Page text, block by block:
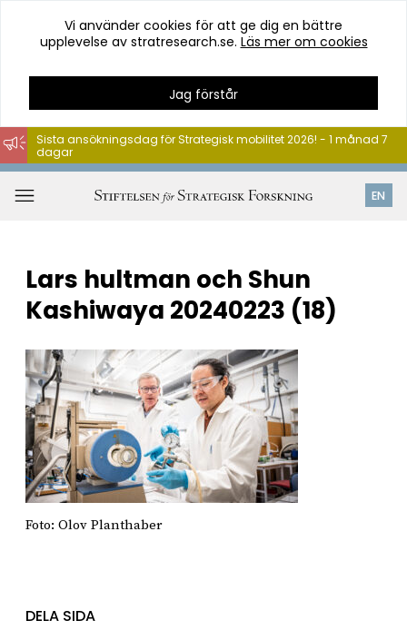
Hoppa
till
innehåll
Vi använder cookies för att ge dig en bättre
upplevelse av stratresearch.se. Läs mer om cookies
Jag förstår
EN
Sista ansökningsdag för Strategisk mobilitet 2026! - 1 månad 7
dagar
Lars hultman och Shun
Kashiwaya 20240223 (18)
Foto: Olov Planthaber
DELA SIDA